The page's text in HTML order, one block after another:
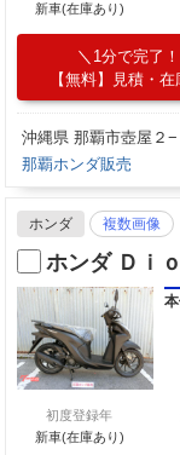
新車(在庫あり)
1分で完了！
【無料】見積・
沖縄県 那覇市壺屋２−
那覇ホンダ販売
ホンダ 複数画像
ホンダ Ｄｉ
初度登録年
新車(在庫あり)